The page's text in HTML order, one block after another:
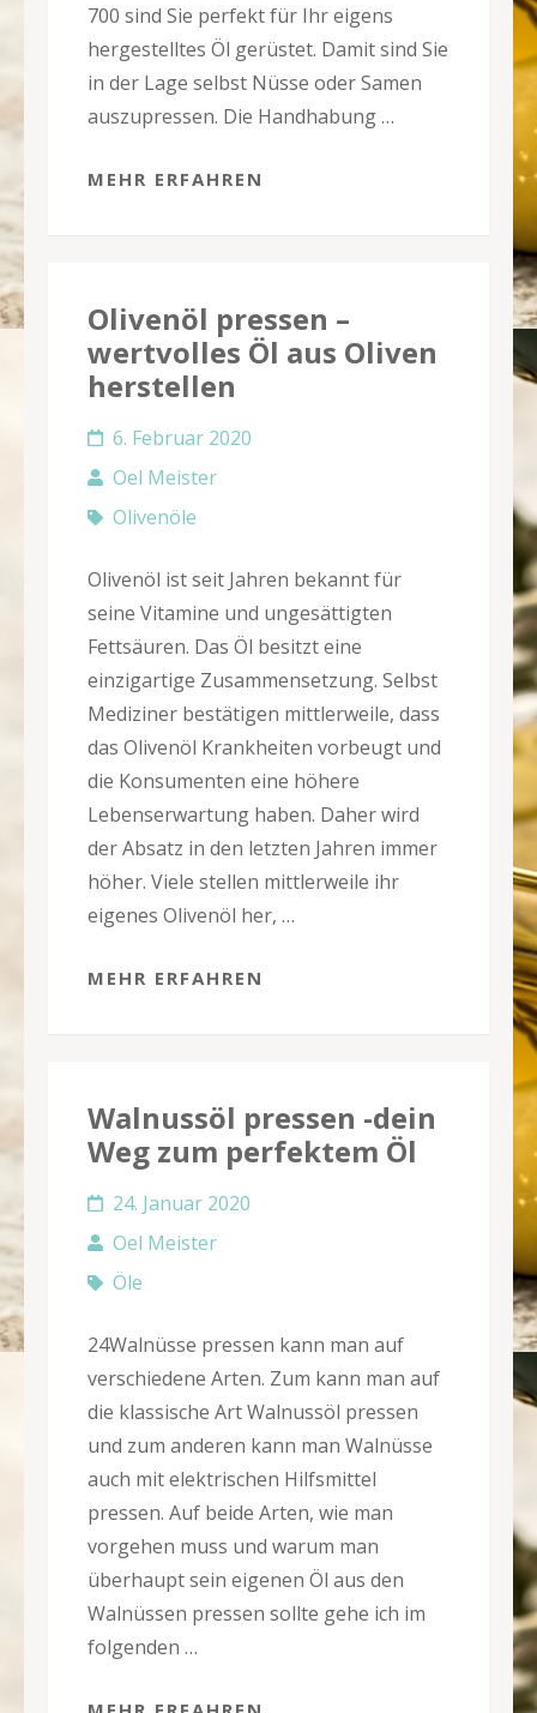
700 sind Sie perfekt für Ihr eigens
hergestelltes Öl gerüstet. Damit sind Sie
in der Lage selbst Nüsse oder Samen
auszupressen. Die Handhabung …
MEHR ERFAHREN
Olivenöl pressen –
wertvolles Öl aus Oliven
herstellen
6. Februar 2020
Oel Meister
Olivenöle
Olivenöl ist seit Jahren bekannt für
seine Vitamine und ungesättigten
Fettsäuren. Das Öl besitzt eine
einzigartige Zusammensetzung. Selbst
Mediziner bestätigen mittlerweile, dass
das Olivenöl Krankheiten vorbeugt und
die Konsumenten eine höhere
Lebenserwartung haben. Daher wird
der Absatz in den letzten Jahren immer
höher. Viele stellen mittlerweile ihr
eigenes Olivenöl her, …
MEHR ERFAHREN
Walnussöl pressen -dein
Weg zum perfektem Öl
24. Januar 2020
Oel Meister
Öle
24Walnüsse pressen kann man auf
verschiedene Arten. Zum kann man auf
die klassische Art Walnussöl pressen
und zum anderen kann man Walnüsse
auch mit elektrischen Hilfsmittel
pressen. Auf beide Arten, wie man
vorgehen muss und warum man
überhaupt sein eigenen Öl aus den
Walnüssen pressen sollte gehe ich im
folgenden …